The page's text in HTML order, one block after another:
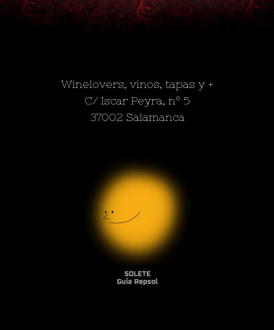
Winelovers, vinos, tapas y +
C/ Iscar Peyra, nº 5
37002 Salamanca